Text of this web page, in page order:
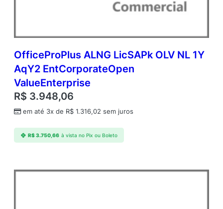
OfficeProPlus ALNG LicSAPk OLV NL 1Y
AqY2 EntCorporateOpen
ValueEnterprise
R$ 3.948,06
em até 3x de R$ 1.316,02 sem juros
R$3.750,66 à vista no Pix ou Boleto